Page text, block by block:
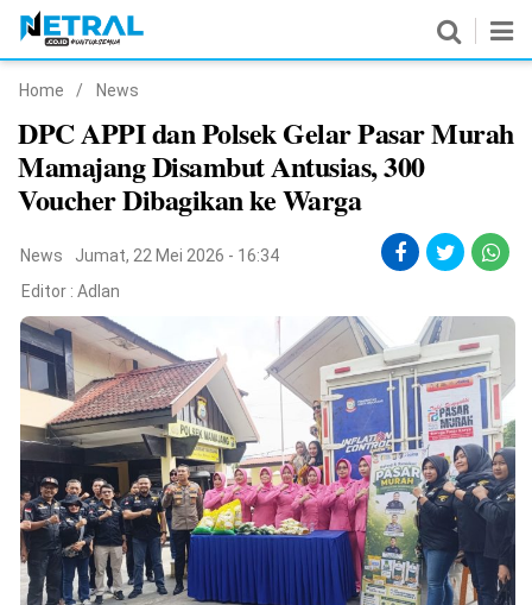
Nasional
Pemerintahan
Hukrim
Pendidikan
Peristiwa
Olahraga
Ekonomi
Memori
Home / News
DPC APPI dan Polsek Gelar Pasar Murah
Mamajang Disambut Antusias, 300
Voucher Dibagikan ke Warga
News
Jumat, 22 Mei 2026 - 16:34
Editor : Adlan